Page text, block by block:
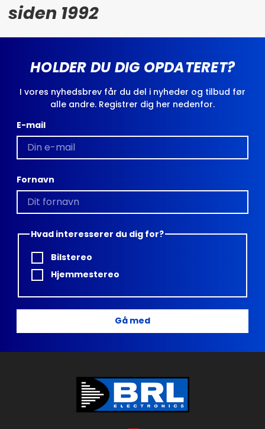
siden 1992
HOLDER DU DIG OPDATERET?
I vores nyhedsbrev får du del i nyheder og tilbud før
alle andre. Registrer dig her nedenfor.
E-mail
Fornavn
Hvad interesserer du dig for?
Bilstereo
Hjemmestereo
Gå med